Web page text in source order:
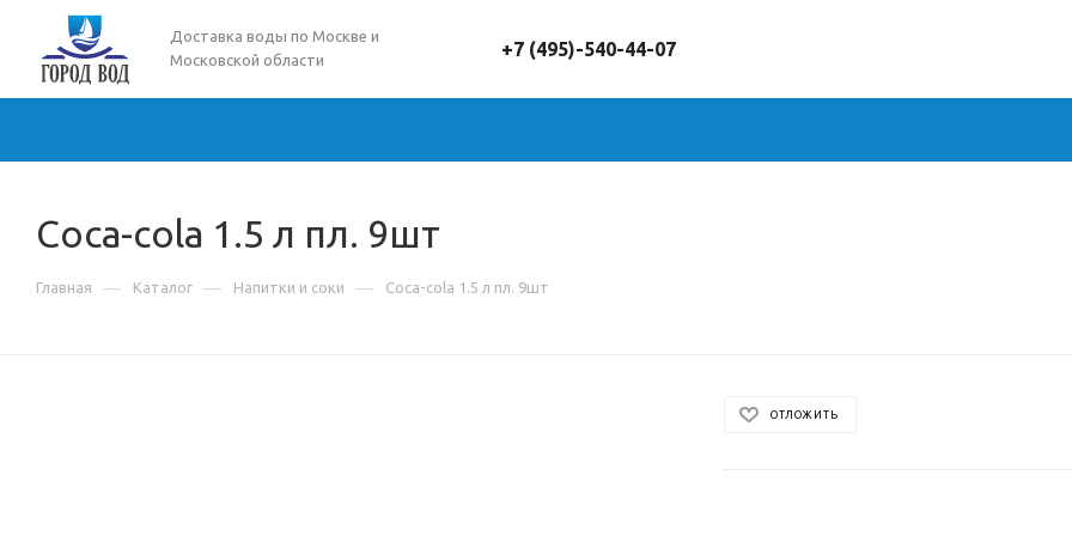
Доставка воды по Москве и
Московской области
+7 (495)-540-44-07
Coca-cola 1.5 л пл. 9шт
Главная — Каталог — Напитки и соки — Coca-cola 1.5 л пл. 9шт
ОТЛОЖИТЬ